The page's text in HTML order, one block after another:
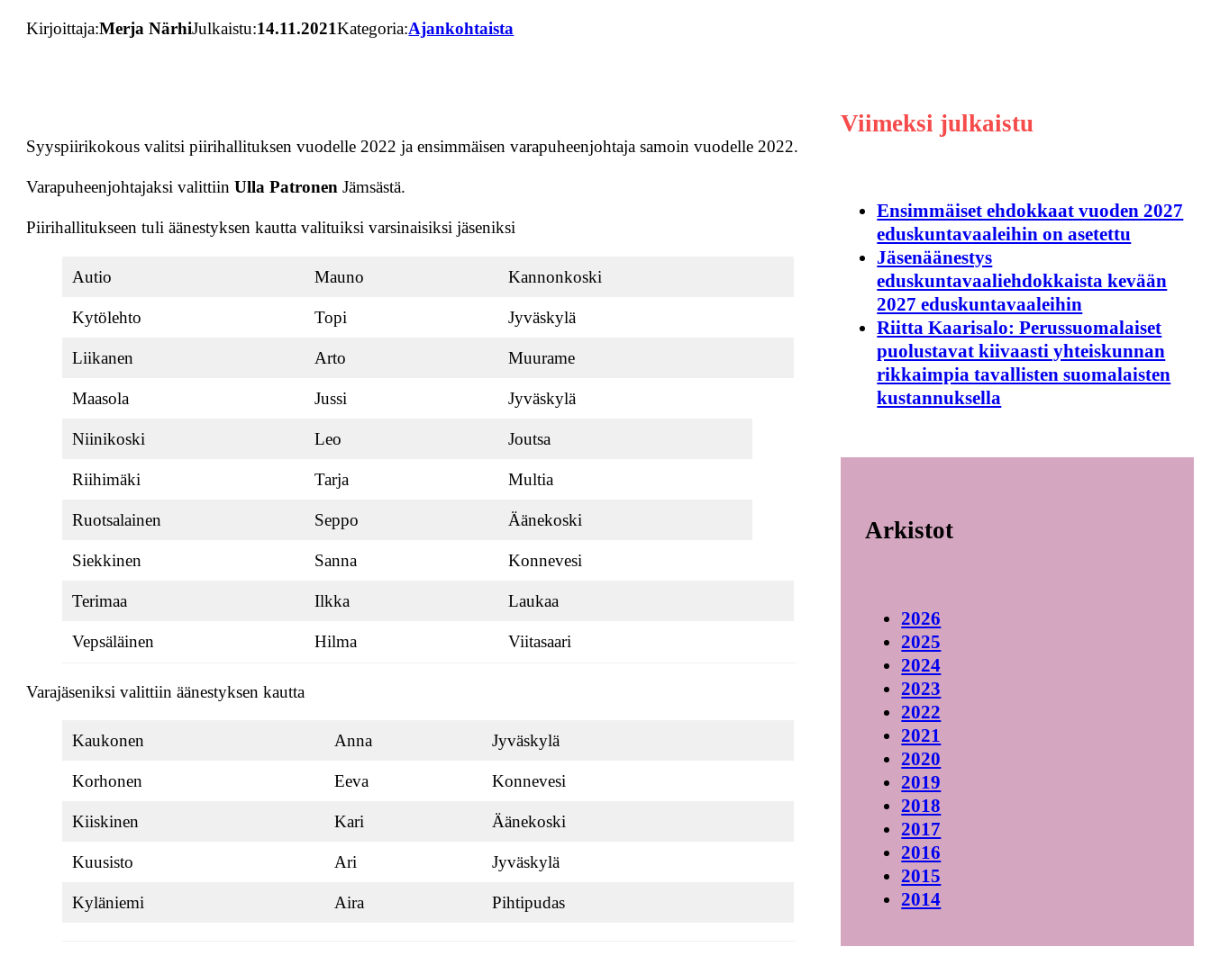
Kirjoittaja:Merja NärhiJulkaistu:14.11.2021Kategoria:Ajankohtaista
Syyspiirikokous valitsi piirihallituksen vuodelle 2022 ja ensimmäisen varapuheenjohtaja samoin vuodelle 2022.
Varapuheenjohtajaksi valittiinUlla Patronen Jämsästä.
Piirihallitukseen tuli äänestyksen kautta valituiksi varsinaisiksi jäseniksi
Autio Mauno Kannonkoski
Kytölehto Topi Jyväskylä
Liikanen Arto Muurame
Maasola Jussi Jyväskylä
Niinikoski Leo Joutsa
Riihimäki Tarja Multia
Ruotsalainen Seppo Äänekoski
Siekkinen Sanna Konnevesi
Terimaa Ilkka Laukaa
Vepsäläinen Hilma Viitasaari
Varajäseniksi valittiin äänestyksen kautta
Kaukonen Anna Jyväskylä
Korhonen Eeva Konnevesi
Kiiskinen Kari Äänekoski
Kuusisto Ari Jyväskylä
Kyläniemi Aira Pihtipudas
Viimeksi julkaistu
Ensimmäiset ehdokkaat vuoden 2027
eduskuntavaaleihin on asetettu
Jäsenäänestys
eduskuntavaaliehdokkaista kevään
2027 eduskuntavaaleihin
Riitta Kaarisalo: Perussuomalaiset
puolustavat kiivaasti yhteiskunnan
rikkaimpia tavallisten suomalaisten
kustannuksella
Arkistot
2026
2025
2024
2023
2022
2021
2020
2019
2018
2017
2016
2015
2014